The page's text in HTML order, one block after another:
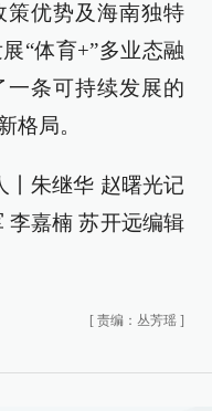
策优势及海南独特
“体育+”多业态融
一条可持续发展的
格局。
丨朱继华 赵曙光记
李嘉楠 苏开远编辑
[ 责编：丛芳瑶 ]